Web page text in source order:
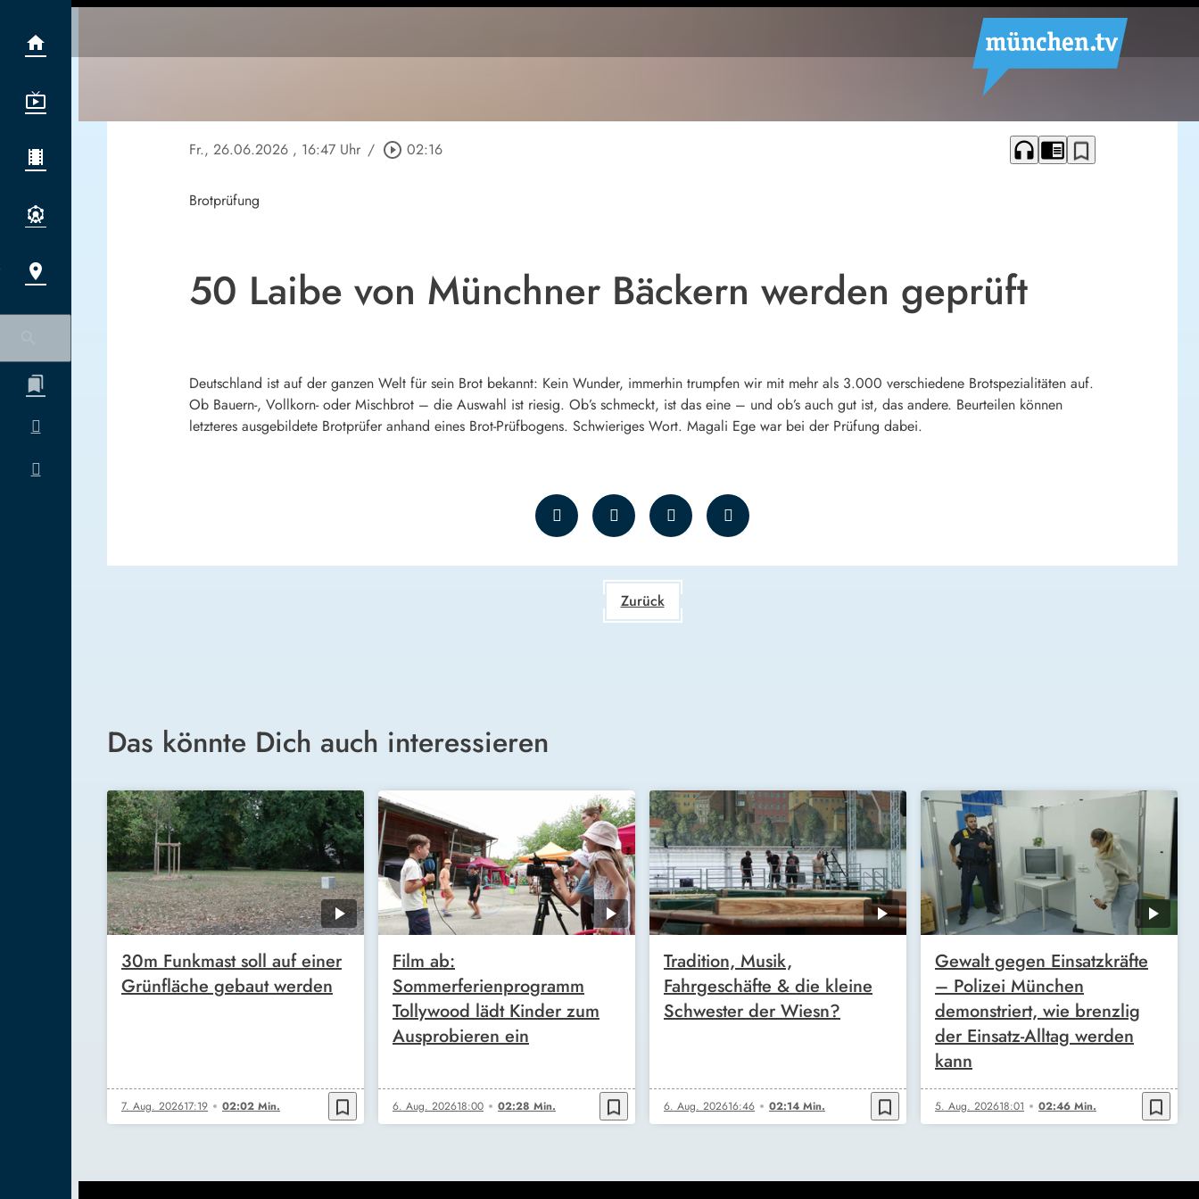
Fr., 26.06.2026 , 16:47 Uhr / play_circle_outline 02:16 headphones chrome_reader_mode bookmark_border
Brotprüfung
50 Laibe von Münchner Bäckern werden geprüft
Deutschland ist auf der ganzen Welt für sein Brot bekannt: Kein Wunder, immerhin trumpfen wir mit mehr als 3.000 verschiedene Brotspezialitäten auf.
Ob Bauern-, Vollkorn- oder Mischbrot – die Auswahl ist riesig. Ob’s schmeckt, ist das eine – und ob’s auch gut ist, das andere. Beurteilen können
letzteres ausgebildete Brotprüfer anhand eines Brot-Prüfbogens. Schwieriges Wort. Magali Ege war bei der Prüfung dabei.
Zurück
Das könnte Dich auch interessieren
30m Funkmast soll auf einer
Grünfläche gebaut werden
7. Aug. 202617:19 02:02 Min. bookmark_border
Film ab:
Sommerferienprogramm
Tollywood lädt Kinder zum
Ausprobieren ein
6. Aug. 202618:00 02:28 Min. bookmark_border
Tradition, Musik,
Fahrgeschäfte & die kleine
Schwester der Wiesn?
6. Aug. 202616:46 02:14 Min. bookmark_border
Gewalt gegen Einsatzkräfte
– Polizei München
demonstriert, wie brenzlig
der Einsatz-Alltag werden
kann
5. Aug. 202618:01 02:46 Min. bookmark_border